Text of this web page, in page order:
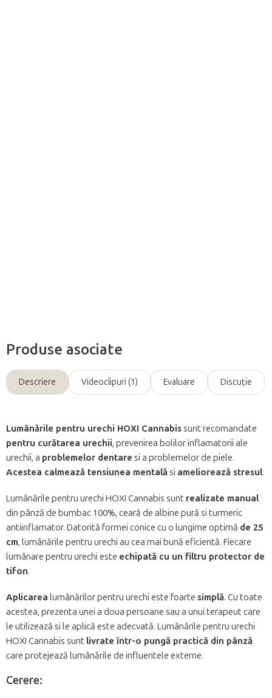
Produse asociate
Descriere Videoclipuri (1) Evaluare Discuţie
Lumânările pentru urechi HOXI Cannabissunt recomandate
pentru curătarea urechii, prevenirea bolilor inflamatorii ale
urechii, a problemelor dentare si a problemelor de piele.
Acestea calmează tensiunea mentalăsi ameliorează stresul.
Lumânările pentru urechi HOXI Cannabis sunt realizate manual
din pânză de bumbac 100%, ceară de albine pură si turmeric
antiinflamator. Datorită formei conice cu o lungime optimă de 25
cm, lumânările pentru urechi au cea mai bună eficientă. Fiecare
lumânare pentru urechi este echipată cu un filtru protector de
tifon.
Aplicarea lumânărilor pentru urechi este foarte simplă. Cu toate
acestea, prezenta unei a doua persoane sau a unui terapeut care
le utilizează si le aplică este adecvată. Lumânările pentru urechi
HOXI Cannabis sunt livrate într-o pungă practică din pânză
care protejează lumânările de influentele externe.
Cerere: